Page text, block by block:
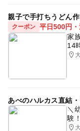
親子で手打ちうどん
クーポン 平日500円
家
14
あべのハルカス直結
＼
験